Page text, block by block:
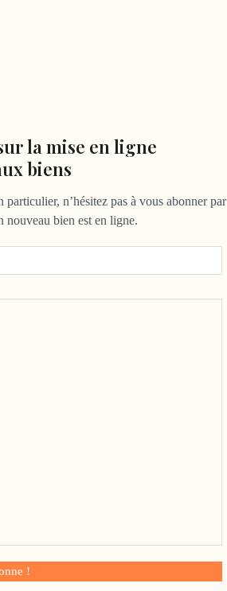
la mise en ligne
biens
particulier, n’hésitez pas à vous abonner par
nouveau bien est en ligne.